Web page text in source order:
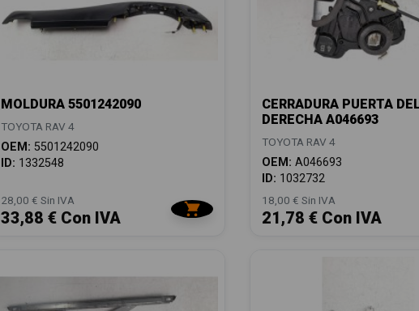
MOLDURA 5501242090
TOYOTA RAV 4
OEM: 5501242090
ID: 1332548
28,00 € Sin IVA
33,88 € Con IVA
CERRADURA PUERTA
DERECHA A046693
TOYOTA RAV 4
OEM: A046693
ID: 1032732
18,00 € Sin IVA
21,78 € Con IVA